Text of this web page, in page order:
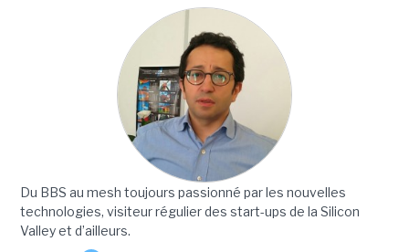
Du BBS au mesh toujours passionné par les nouvelles
technologies, visiteur régulier des start-ups de la Silicon
Valley et d’ailleurs.